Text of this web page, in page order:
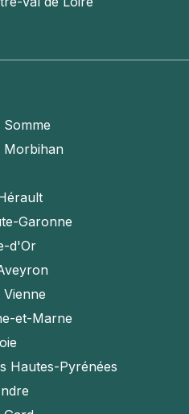
Somme
Morbihan
Garonne
d'Or
et-Marne
Hautes-Pyrénées